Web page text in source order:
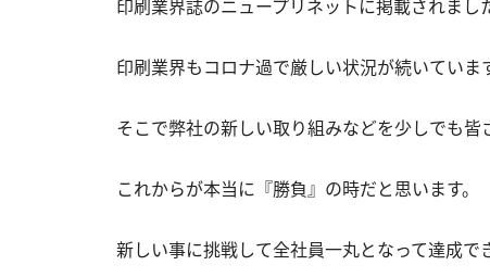
印刷業界誌のニュープリネットに掲載されまし
印刷業界もコロナ過で厳しい状況が続いていま
そこで弊社の新しい取り組みなどを少しでも皆
これからが本当に『勝負』の時だと思います。
新しい事に挑戦して全社員一丸となって達成で